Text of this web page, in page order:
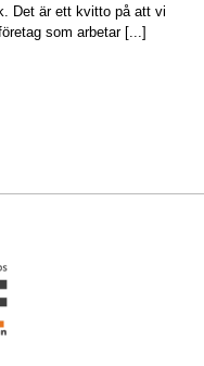
Det är ett kvitto på att vi
som arbetar [...]